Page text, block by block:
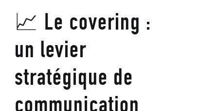
📈 Le covering :
un levier
stratégique de
communication
Utilisez le formulaire de contact ci-dessous pour nous envoyer
*
E
-
aPrénom Nom